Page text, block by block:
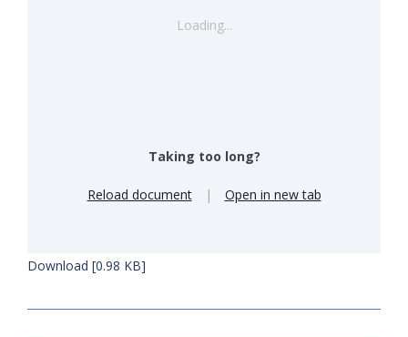
Loading...
Taking too long?
Reload document | Open in new tab
Download [0.98 KB]